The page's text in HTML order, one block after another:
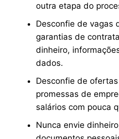
outra etapa do
Desconfie de vagas
garantias de
dinheiro,
dados.
Desconfie de
promessas de
salários com pouca
Nunca envie